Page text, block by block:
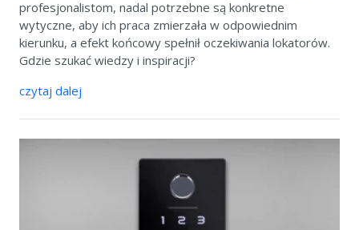
profesjonalistom, nadal potrzebne są konkretne
wytyczne, aby ich praca zmierzała w odpowiednim
kierunku, a efekt końcowy spełnił oczekiwania lokatorów.
Gdzie szukać wiedzy i inspiracji?
czytaj dalej